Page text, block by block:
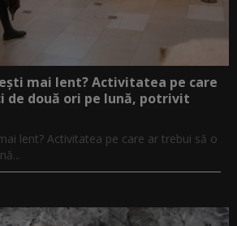
mai lent? Activitatea pe care
de două ori pe lună, potrivit
lent? Activitatea pe care ar trebui să o